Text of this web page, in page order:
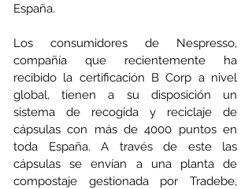
España.
Los consumidores de Nespresso,
compañía que recientemente ha
recibido la certificación B Corp a nivel
global, tienen a su disposición un
sistema de recogida y reciclaje de
cápsulas con más de 4000 puntos en
toda España. A través de este las
cápsulas se envían a una planta de
compostaje gestionada por Tradebe,